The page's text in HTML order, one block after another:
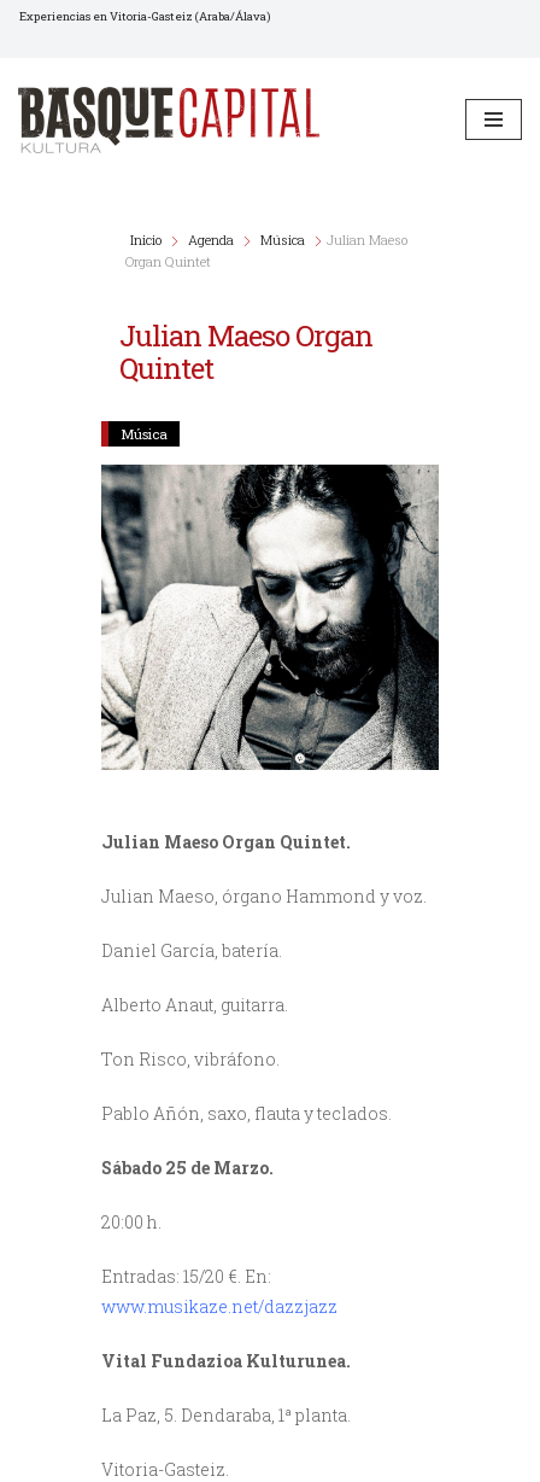
al
contenido
Experiencias en Vitoria-Gasteiz (Araba/Álava)
Inicio Agenda Música
Julian Maeso
Organ Quintet
Julian Maeso Organ
Quintet
Música
Julian Maeso Organ Quintet.
Julian Maeso, órgano Hammond y voz.
Daniel García, batería.
Alberto Anaut, guitarra.
Ton Risco, vibráfono.
Pablo Añón, saxo, flauta y teclados.
Sábado 25 de Marzo.
20:00 h.
Entradas: 15/20 €. En:
www.musikaze.net/dazzjazz
Vital Fundazioa Kulturunea.
La Paz, 5. Dendaraba, 1ª planta.
Vitoria-Gasteiz.